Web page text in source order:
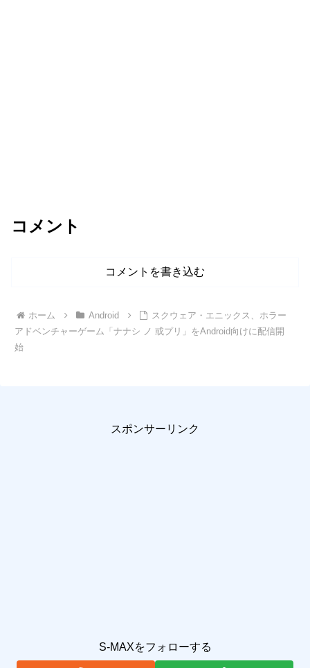
コメント
コメントを書き込む
ホーム Android
スクウェア・エニックス、ホラー
アドベンチャーゲーム「ナナシ ノ 或プリ」をAndroid向けに配信開
始
スポンサーリンク
S-MAXをフォローする